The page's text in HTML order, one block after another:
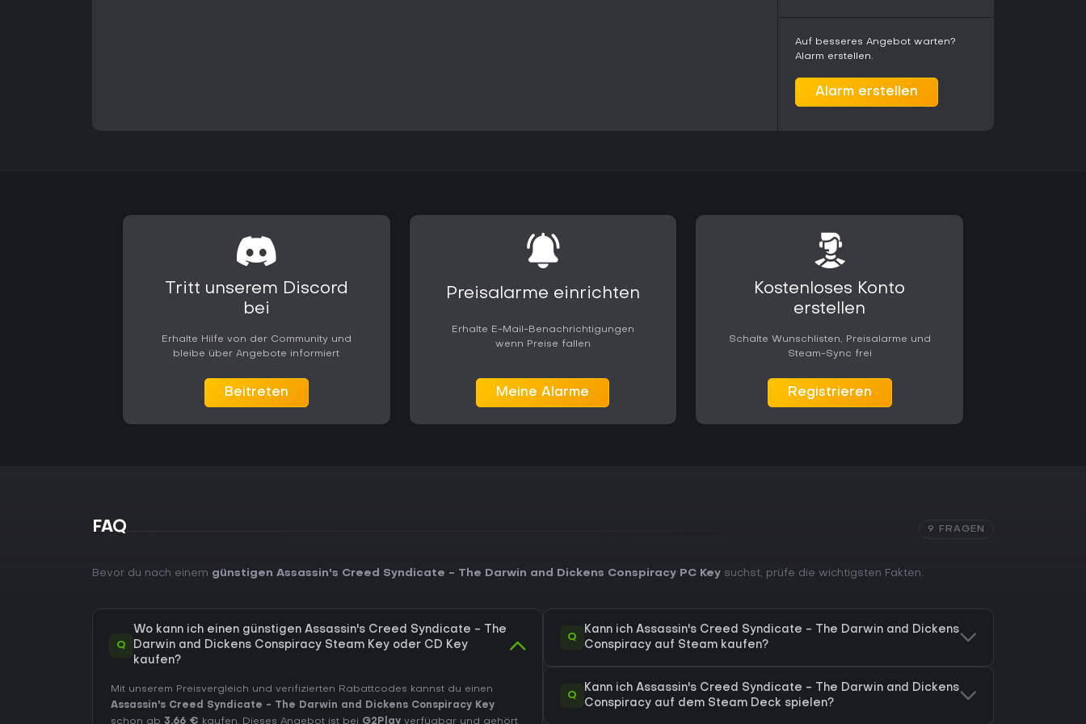
und Unterstützung im Kampf, sodass alles mit den sozialen Umbrüchen der
Auf besseres Angebot warten?
Alarm erstellen.
Alarm erstellen
Tritt unserem Discord
bei
Erhalte Hilfe von der Community und
bleibe über Angebote informiert
Beitreten
Preisalarme einrichten
Erhalte E-Mail-Benachrichtigungen
wenn Preise fallen
Meine Alarme
Kostenloses Konto
erstellen
Schalte Wunschlisten, Preisalarme und
Steam-Sync frei
Registrieren
FAQ 9 FRAGEN
Bevor du nach einem günstigen Assassin's Creed Syndicate - The Darwin and Dickens Conspiracy PC Key suchst, prüfe die wichtigsten Fakten.
Q
Wo kann ich einen günstigen Assassin's Creed Syndicate - The
Darwin and Dickens Conspiracy Steam Key oder CD Key
kaufen?
Mit unserem Preisvergleich und verifizierten Rabattcodes kannst du einen
Assassin's Creed Syndicate - The Darwin and Dickens Conspiracy Key
schon ab 3,66 € kaufen. Dieses Angebot ist bei G2Play verfügbar und gehört
Q
Kann ich Assassin's Creed Syndicate - The Darwin and Dickens
Conspiracy auf Steam kaufen?
Q
Kann ich Assassin's Creed Syndicate - The Darwin and Dickens
Conspiracy auf dem Steam Deck spielen?